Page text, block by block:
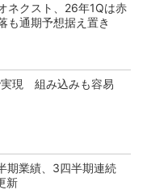
ネクスト、26年1Qは赤
も通期予想据え置き
実現 組み込みも容易
期業績、3四半期連続
新